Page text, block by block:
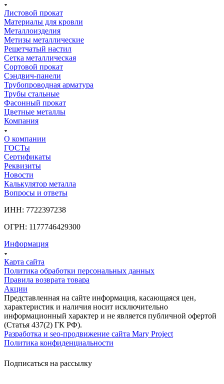
Листовой прокат
Материалы для кровли
Металлоизделия
Метизы металлические
Решетчатый настил
Сетка металлическая
Сортовой прокат
Сэндвич-панели
Трубопроводная арматура
Трубы стальные
Фасонный прокат
Цветные металлы
Компания
О компании
ГОСТы
Сертификаты
Реквизиты
Новости
Калькулятор металла
Вопросы и ответы
ИНН: 7722397238
ОГРН: 1177746429300
Информация
Карта сайта
Политика обработки персональных данных
Правила возврата товара
Акции
Представленная на сайте информация, касающаяся цен,
характеристик и наличия носит исключительно
информационный характер и не является публичной офертой
(Статья 437(2) ГК РФ).
Разработка и seo-продвижение сайта Mary Project
Политика конфиденциальности
Подписаться на рассылку